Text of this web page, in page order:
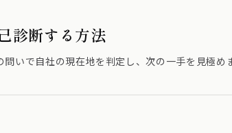
診断する方法
いで自社の現在地を判定し、次の一手を見極め